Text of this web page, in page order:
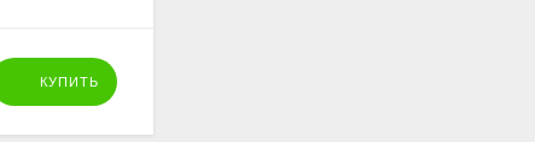
КУПИТЬ